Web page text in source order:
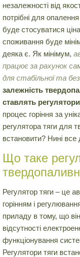
незалежності від
потрібні для
буде стосуватися
споживання буде
деяка є. Як мінімум,
працює за рахунок
для стабільної та
залежність
ставлять
процес горіння за
регулятора тяги для
встановити? Нині все
Що таке
Регулятор тяги – це
горінням і
приладу в тому, що
відсутності
функціонування
Регулятори тяги